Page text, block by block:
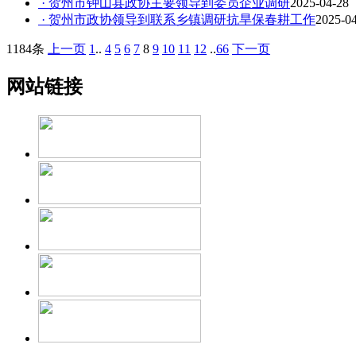
· 贺州市钟山县政协主要领导到委员企业调研2025-04-28
· 贺州市政协领导到联系乡镇调研抗旱保春耕工作2025-
1184条 上一页 1 .. 4 5 6 7 8 9 10 11 12 ..66 下一页
网站链接